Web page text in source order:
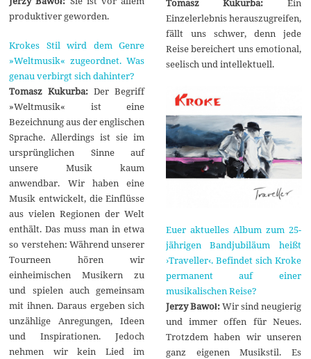
produktiver geworden.
Krokes Stil wird dem Genre
»Weltmusik« zugeordnet. Was
genau verbirgt sich dahinter?
Tomasz Kukurba: Der Begriff
»Weltmusik« ist eine
Bezeichnung aus der englischen
Sprache. Allerdings ist sie im
ursprünglichen Sinne auf
unsere Musik kaum
anwendbar. Wir haben eine
Musik entwickelt, die Einflüsse
aus vielen Regionen der Welt
enthält. Das muss man in etwa
so verstehen: Während unserer
Tourneen hören wir
einheimischen Musikern zu
und spielen auch gemeinsam
mit ihnen. Daraus ergeben sich
unzählige Anregungen, Ideen
und Inspirationen. Jedoch
nehmen wir kein Lied im
Einzelerlebnis herauszugreifen,
fällt uns schwer, denn jede
Reise bereichert uns emotional,
seelisch und intellektuell.
Euer aktuelles Album zum 25-
jährigen Bandjubiläum heißt
›Traveller‹. Befindet sich Kroke
permanent auf einer
musikalischen Reise?
Jerzy Bawoł:Wir sind neugierig
und immer offen für Neues.
Trotzdem haben wir unseren
ganz eigenen Musikstil. Es